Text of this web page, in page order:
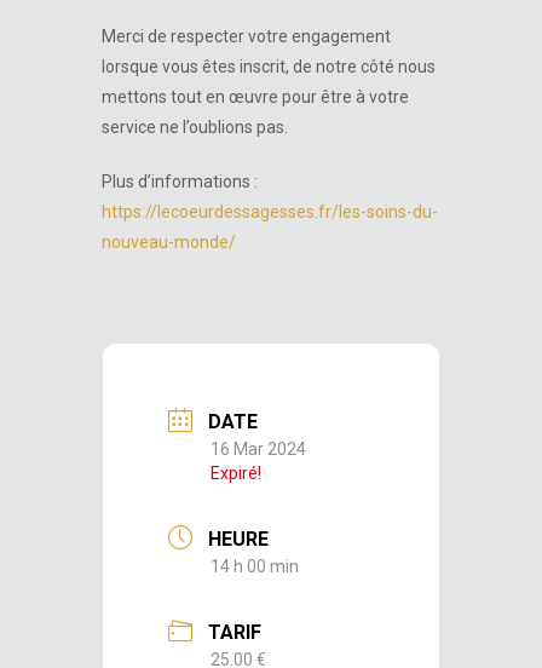
Merci de respecter votre engagement
lorsque vous êtes inscrit, de notre côté nous
mettons tout en œuvre pour être à votre
service ne l’oublions pas.
Plus d’informations :
https://lecoeurdessagesses.fr/les-soins-du-
nouveau-monde/
DATE
16 Mar 2024
Expiré!
HEURE
14 h 00 min
TARIF
25.00 €